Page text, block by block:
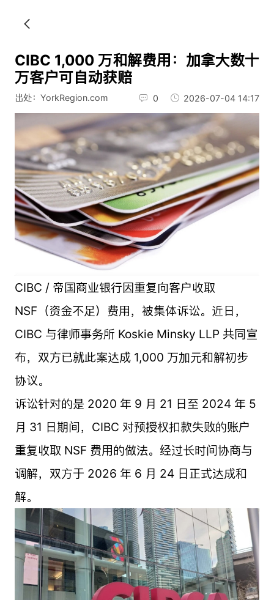
CIBC 1,000 万和解费用：加拿大数十
万客户可自动获赔
出处：YorkRegion.com 0 2026-07-04 14:17
CIBC / 帝国商业银行因重复向客户收取
NSF（资金不足）费用，被集体诉讼。近日，
CIBC 与律师事务所 Koskie Minsky LLP 共同宣
布，双方已就此案达成 1,000 万加元和解初步
协议。
诉讼针对的是 2020 年 9 月 21 日至 2024 年 5
月 31 日期间，CIBC 对预授权扣款失败的账户
重复收取 NSF 费用的做法。经过长时间协商与
调解，双方于 2026 年 6 月 24 日正式达成和
解。